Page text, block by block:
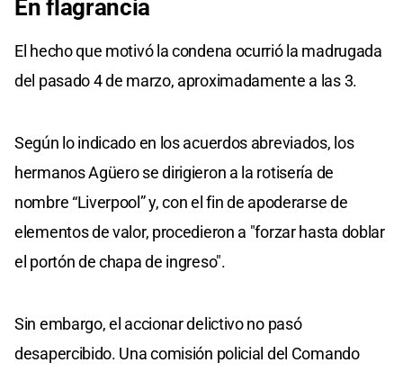
En flagrancia
El hecho que motivó la condena ocurrió la madrugada
del pasado 4 de marzo, aproximadamente a las 3.
Según lo indicado en los acuerdos abreviados, los
hermanos Agüero se dirigieron a la rotisería de
nombre “Liverpool” y, con el fin de apoderarse de
elementos de valor, procedieron a "forzar hasta doblar
el portón de chapa de ingreso".
Sin embargo, el accionar delictivo no pasó
desapercibido. Una comisión policial del Comando